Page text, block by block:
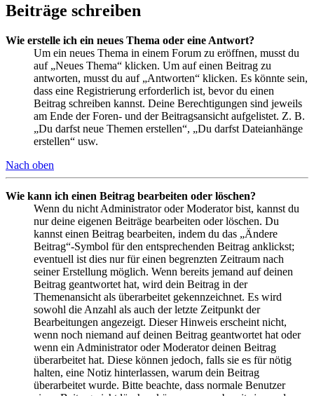
Beiträge schreiben
Wie erstelle ich ein neues Thema oder eine Antwort?
Um ein neues Thema in einem Forum zu eröffnen, musst du
auf „Neues Thema“ klicken. Um auf einen Beitrag zu
antworten, musst du auf „Antworten“ klicken. Es könnte sein,
dass eine Registrierung erforderlich ist, bevor du einen
Beitrag schreiben kannst. Deine Berechtigungen sind jeweils
am Ende der Foren- und der Beitragsansicht aufgelistet. Z. B.
„Du darfst neue Themen erstellen“, „Du darfst Dateianhänge
erstellen“ usw.
Nach oben
Wie kann ich einen Beitrag bearbeiten oder löschen?
Wenn du nicht Administrator oder Moderator bist, kannst du
nur deine eigenen Beiträge bearbeiten oder löschen. Du
kannst einen Beitrag bearbeiten, indem du das „Ändere
Beitrag“-Symbol für den entsprechenden Beitrag anklickst;
eventuell ist dies nur für einen begrenzten Zeitraum nach
seiner Erstellung möglich. Wenn bereits jemand auf deinen
Beitrag geantwortet hat, wird dein Beitrag in der
Themenansicht als überarbeitet gekennzeichnet. Es wird
sowohl die Anzahl als auch der letzte Zeitpunkt der
Bearbeitungen angezeigt. Dieser Hinweis erscheint nicht,
wenn noch niemand auf deinen Beitrag geantwortet hat oder
wenn ein Administrator oder Moderator deinen Beitrag
überarbeitet hat. Diese können jedoch, falls sie es für nötig
halten, eine Notiz hinterlassen, warum dein Beitrag
überarbeitet wurde. Bitte beachte, dass normale Benutzer